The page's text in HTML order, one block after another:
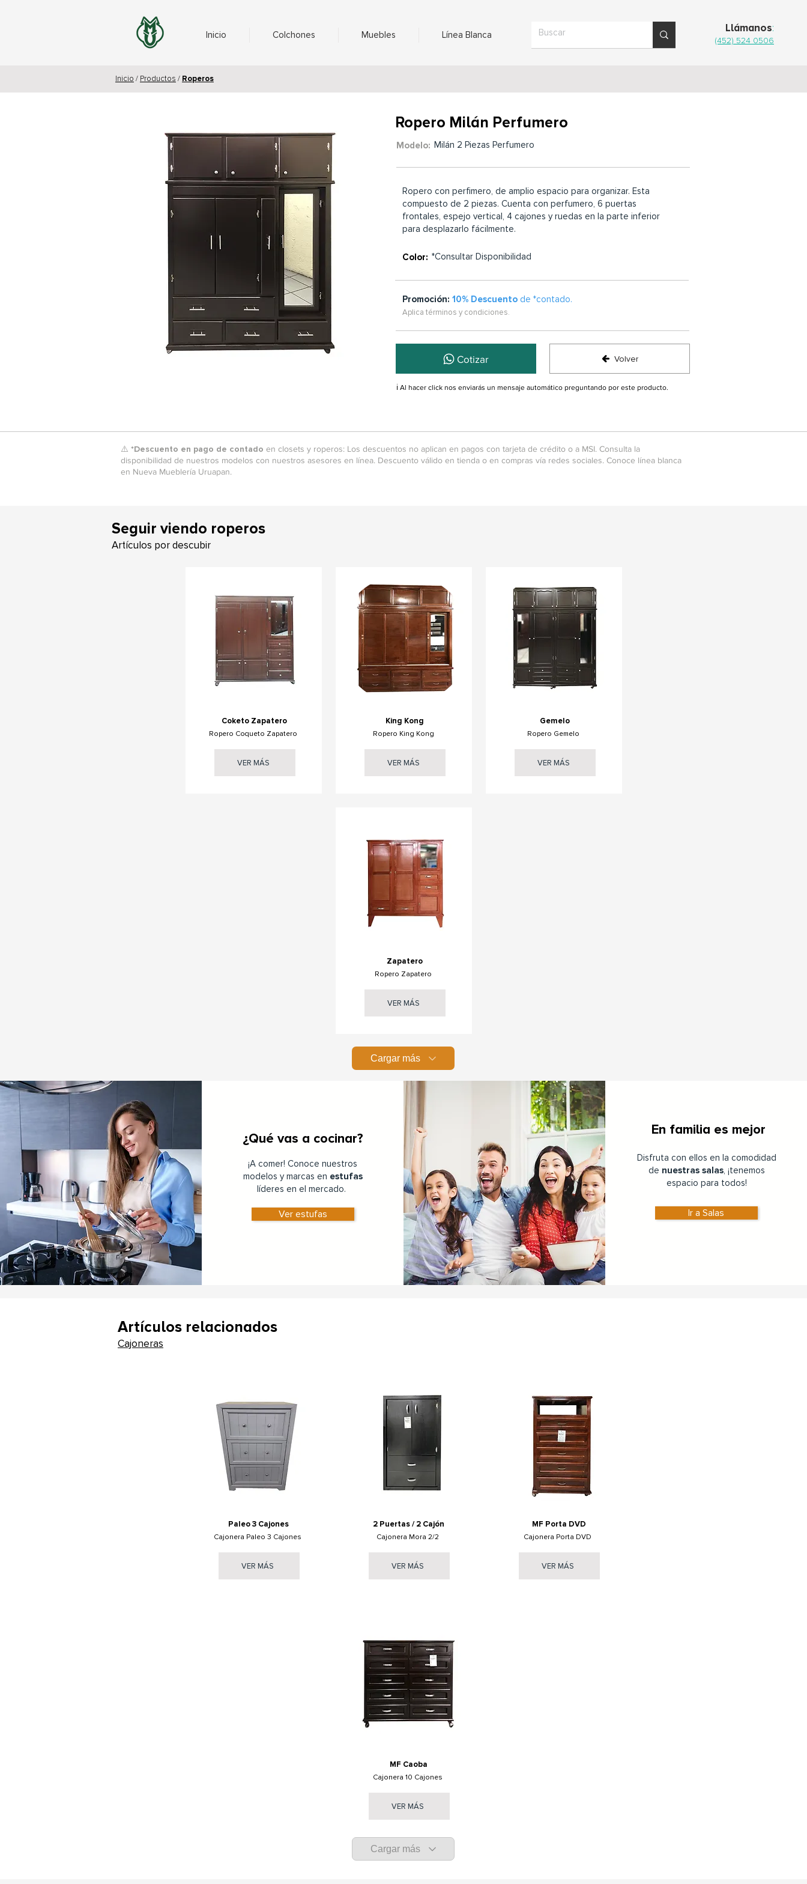
Inicio Colchones Muebles Línea Blanca
Llámanos:
(452) 524 0506
Inicio / Productos / Roperos
Ropero Milán Perfumero
Modelo: Milán 2 Piezas Perfumero
Ropero con perfimero, de amplio espacio para organizar. Esta
compuesto de 2 piezas. Cuenta con perfumero, 6 puertas
frontales, espejo vertical, 4 cajones y ruedas en la parte inferior
para desplazarlo fácilmente.
Color: *Consultar Disponibilidad
Promoción: 10% Descuento de *contado.
Aplica términos y condiciones.
Cotizar Volver
ℹ️ Al hacer click nos enviarás un mensaje automático preguntando por este producto.
⚠️ *Descuento en pago de contado en closets y roperos: Los descuentos no aplican en pagos con tarjeta de crédito o a MSI. Consulta la
disponibilidad de nuestros modelos con nuestros asesores en línea. Descuento válido en tienda o en compras vía redes sociales. Conoce línea blanca
en Nueva Mueblería Uruapan.
Seguir viendo roperos
Artículos por descubir
Coketo Zapatero
Ropero Coqueto Zapatero
VER MÁS
King Kong
Ropero King Kong
VER MÁS
Gemelo
Ropero Gemelo
VER MÁS
Zapatero
Ropero Zapatero
VER MÁS
Cargar más
¿Qué vas a cocinar?
¡A comer! Conoce nuestros
modelos y marcas en estufas
líderes en el mercado.
Ver estufas
En familia es mejor
Disfruta con ellos en la comodidad
de nuestras salas, ¡tenemos
espacio para todos!
Ir a Salas
Artículos relacionados
Cajoneras
Paleo 3 Cajones
Cajonera Paleo 3 Cajones
VER MÁS
2 Puertas / 2 Cajón
Cajonera Mora 2/2
VER MÁS
MF Porta DVD
Cajonera Porta DVD
VER MÁS
MF Caoba
Cajonera 10 Cajones
VER MÁS
Cargar más